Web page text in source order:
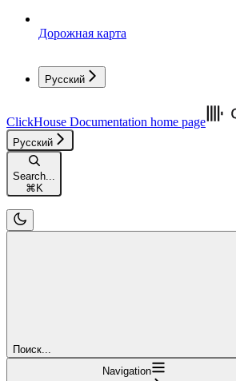
Дорожная карта
Русский
ClickHouse Documentation home page
Русский
Search...
⌘ K
Поиск...
Navigation